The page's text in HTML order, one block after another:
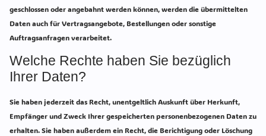
geschlossen oder angebahnt werden können, werden die übermittelten
Daten auch für Vertragsangebote, Bestellungen oder sonstige
Auftragsanfragen verarbeitet.
Welche Rechte haben Sie bezüglich
Ihrer Daten?
Sie haben jederzeit das Recht, unentgeltlich Auskunft über Herkunft,
Empfänger und Zweck Ihrer gespeicherten personenbezogenen Daten zu
erhalten. Sie haben außerdem ein Recht, die Berichtigung oder Löschung